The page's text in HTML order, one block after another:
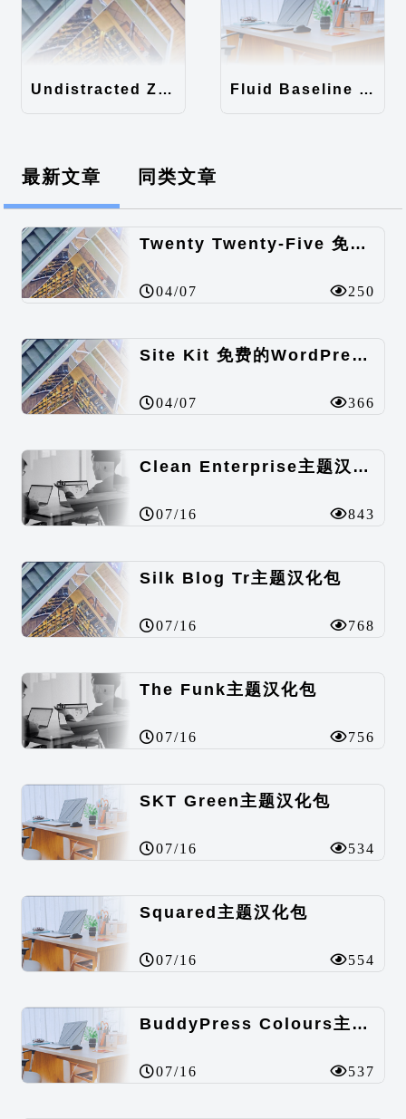
Undistracted Zen主题汉化包 Fluid Baseline Grid主题汉化包
最新文章 同类文章
Twenty Twenty-Five 免费的WordPress内容主题
04/07 250
Site Kit 免费的WordPress数据统计插件
04/07 366
Clean Enterprise主题汉化包
07/16 843
Silk Blog Tr主题汉化包
07/16 768
The Funk主题汉化包
07/16 756
SKT Green主题汉化包
07/16 534
Squared主题汉化包
07/16 554
BuddyPress Colours主题汉化包
07/16 537